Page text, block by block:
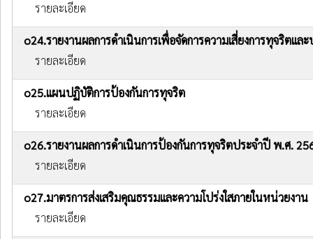
รายละเอียด
o24.รายงานผลการดำเนินการเพื่อจัดการความเสี่ยงการทุจริตแ
รายละเอียด
o25.แผนปฏิบัติการป้องกันการทุจริต
รายละเอียด
o26.รายงานผลการดำเนินการป้องกันการทุจริตประจำปี พ.ศ.
รายละเอียด
o27.มาตรการส่งเสริมคุณธรรมและความโปร่งใสภายในหน่วยงาน
รายละเอียด